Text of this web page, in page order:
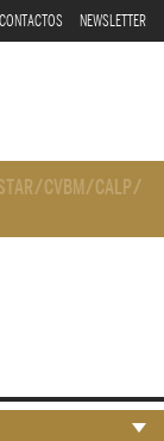
CONTACTOS NEWSLETTER
/CVBM/CALP/